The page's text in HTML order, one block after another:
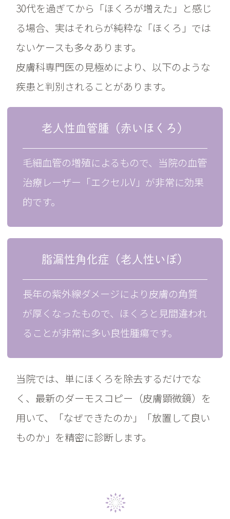
30代を過ぎてから「ほくろが増えた」と感じ
る場合、実はそれらが純粋な「ほくろ」では
ないケースも多々あります。
皮膚科専門医の見極めにより、以下のような
疾患と判別されることがあります。
老人性血管腫（赤いほくろ）
毛細血管の増殖によるもので、当院の血管
治療レーザー「エクセルV」が非常に効果
的です。
脂漏性角化症（老人性いぼ）
長年の紫外線ダメージにより皮膚の角質
が厚くなったもので、ほくろと見間違われ
ることが非常に多い良性腫瘍です。
当院では、単にほくろを除去するだけでな
く、最新のダーモスコピー（皮膚顕微鏡）を
用いて、「なぜできたのか」「放置して良い
ものか」を精密に診断します。